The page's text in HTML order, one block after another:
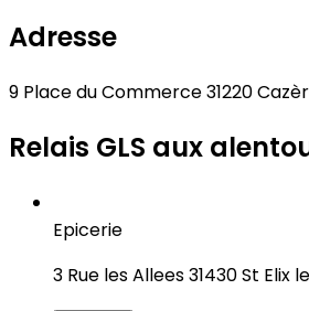
Adresse
9 Place du Commerce 31220
Relais GLS aux
Epicerie
3 Rue les Allees 31430 St Elix